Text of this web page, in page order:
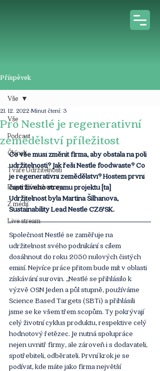
Příspěvek
Vše
Podcast
Článek
Tváře Udržitelnosti
Expertní rozhovory
Z médií
Live stream
Vše
Pro Nestlé je regenerativní
zemědělství příležitost
21. 12. 2022 Minut čtení: 3
Co vše musí změnit firma, aby obstála na poli
udržitelnosti? Jak řeší Nestlé foodwaste? Co
je regenerativní zemědělství? Hostem první
části živého streamu projektu [ta]
Udržitelnost byla Martina Šilhánová,
Sustainability Lead Nestlé CZ&SK.
Společnost Nestlé se zaměřuje na
udržitelnost svého podnikání s cílem
dosáhnout do roku 2050 nulových čistých
emisí. Nejvíce práce přitom bude mít v oblasti
získávání surovin. „Nestlé se přihlásilo k
výzvě OSN Jeden a půl stupně, používáme
Science Based Targets (SBTi) a přihlásili
jsme se ke všem třem scopům. Ty pokrývají
celý životní cyklus produktu, respektive celý
hodnotový řetězec. Je nutná spolupráce
nejen uvnitř firmy, ale zároveň i s dodavateli,
spotřebiteli, odběrateli. První krok je se
podívat, kde máte jako firma největší